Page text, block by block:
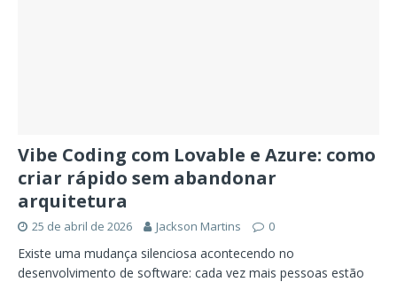
Vibe Coding com Lovable e Azure: como
criar rápido sem abandonar
arquitetura
25 de abril de 2026 Jackson Martins 0
Existe uma mudança silenciosa acontecendo no
desenvolvimento de software: cada vez mais pessoas estão